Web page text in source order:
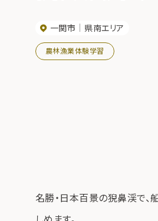
一関市 県南エリア
農林漁業体験学習
名勝・日本百景の猊鼻渓で